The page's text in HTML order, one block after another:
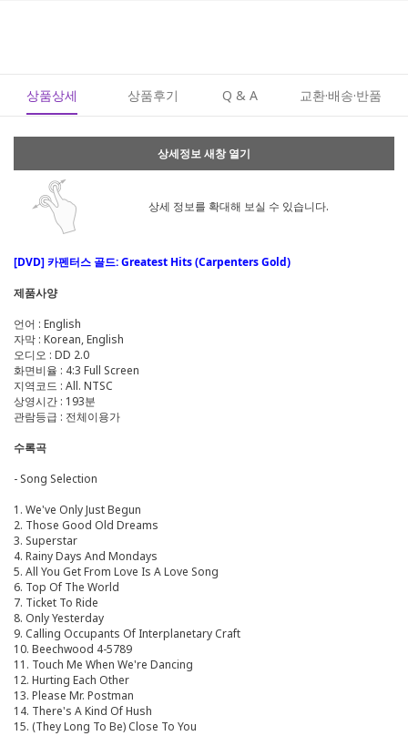
상품상세 상품후기 Q & A 교환·배송·반품
상세정보 새창 열기
상세 정보를 확대해 보실 수 있습니다.
[DVD] 카펜터스 골드: Greatest Hits (Carpenters Gold)
제품사양
언어 : English
자막 : Korean, English
오디오 : DD 2.0
화면비율 : 4:3 Full Screen
지역코드 : All. NTSC
상영시간 : 193분
관람등급 : 전체이용가
수록곡
- Song Selection
1. We've Only Just Begun
2. Those Good Old Dreams
3. Superstar
4. Rainy Days And Mondays
5. All You Get From Love Is A Love Song
6. Top Of The World
7. Ticket To Ride
8. Only Yesterday
9. Calling Occupants Of Interplanetary Craft
10. Beechwood 4-5789
11. Touch Me When We're Dancing
12. Hurting Each Other
13. Please Mr. Postman
14. There's A Kind Of Hush
15. (They Long To Be) Close To You